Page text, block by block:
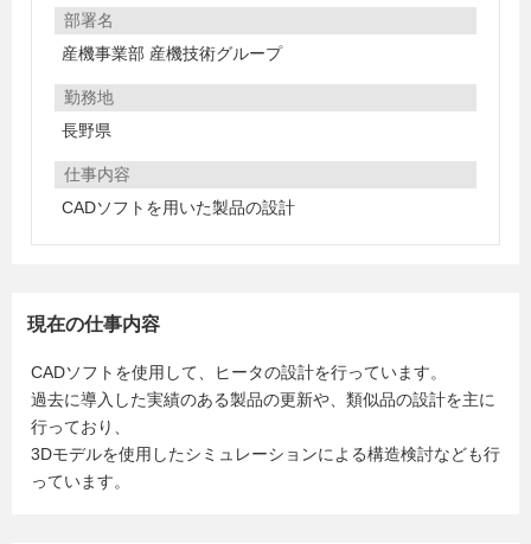
部署名
産機事業部 産機技術グループ
勤務地
長野県
仕事内容
CADソフトを用いた製品の設計
現在の仕事内容
CADソフトを使用して、ヒータの設計を行っています。
過去に導入した実績のある製品の更新や、類似品の設計を主に
行っており、
3Dモデルを使用したシミュレーションによる構造検討なども行
っています。